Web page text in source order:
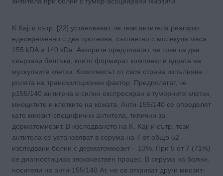
K.Kaji и сътр. [22] установяват, че тези антитела реагират
едновременно с два протеина, съответно с молекула маса
155 kDA и 140 kDa. Авторите предполагат, че това са два
свързани белтъка, които формират комплекс в ядрата на
мускулните клетки. Комплексът от своя страна изпълнява
ролята на транскрипционен фактор. Предполагат, че
р155/140 антигена е силно експресиран в туморните клетки,
миоцитите и клетките на кожата. Анти-155/140 се определят
като миозит-специфични антитела, типични за
дерматомиозит. В изследването на K. Kaji и сътр. тези
антитела се установяват в серума на 7 от общо 52
изследвани болни с дерматомиозит – 13%. При 5 от 7 (71%)
се диагностицира злокачествен процес. В серума на болни,
носители на анти-155/140 Ат, не се откриват други миозит-